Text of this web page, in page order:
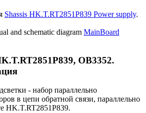
Shassis HK.T.RT2851P839 Power supply.
and schematic diagram MainBoard
OB3352.
- набор параллельно
в цепи обратной связи, параллельно
HK.T.RT2851P839.